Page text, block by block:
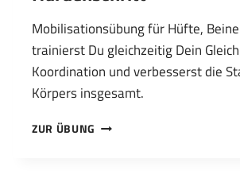
Mobilisationsübung für Hüfte,
trainierst Du gleichzeitig Dein
Koordination und verbesserst die
Körpers insgesamt.
ZUR ÜBUNG HÜRDENSCHRITT